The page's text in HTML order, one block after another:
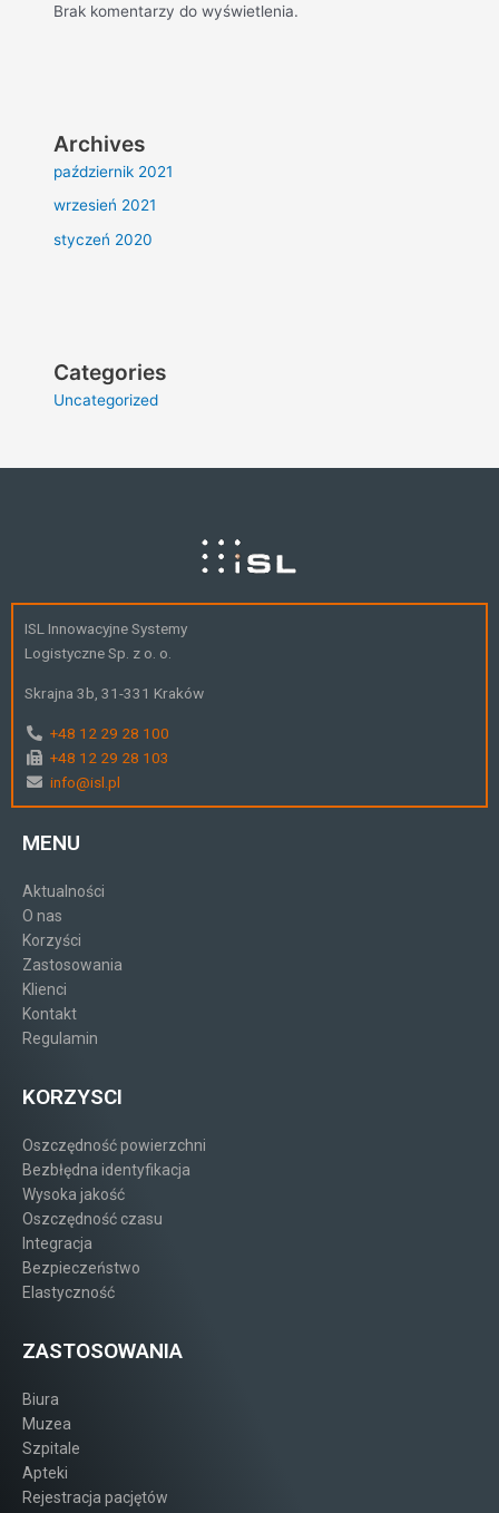
Brak komentarzy do wyświetlenia.
Archives
październik 2021
wrzesień 2021
styczeń 2020
Categories
Uncategorized
ISL Innowacyjne Systemy
Logistyczne Sp. z o. o.
Skrajna 3b, 31-331 Kraków
+48 12 29 28 100
+48 12 29 28 103
info@isl.pl
MENU
Aktualności
O nas
Korzyści
Zastosowania
Klienci
Kontakt
Regulamin
KORZYSCI
Oszczędność powierzchni
Bezbłędna identyfikacja
Wysoka jakość
Oszczędność czasu
Integracja
Bezpieczeństwo
Elastyczność
ZASTOSOWANIA
Biura
Muzea
Szpitale
Apteki
Rejestracja pacjętów